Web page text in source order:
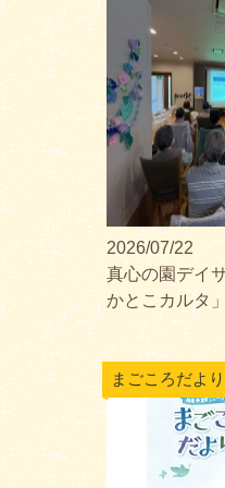
2026/07/22
真心の園デイ
かとこカルタ
まごころだより